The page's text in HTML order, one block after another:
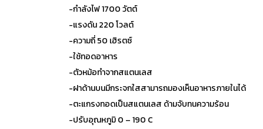
-กำลังไฟ 1700 วัตต์
-แรงดัน 220 โวลต์
-ความถี่ 50 เฮิรตซ์
-ใช้ทอดอาหาร
-ตัวหม้อทำจากสแตนเลส
-ฝาด้านบนมีกระจกใสสามารถมองเห็นอาหารภายในได้
-ตะแกรงทอดเป็นสแตนเลส ด้ามจับทนความร้อน
-ปรับอุณหภูมิ 0 – 190 C